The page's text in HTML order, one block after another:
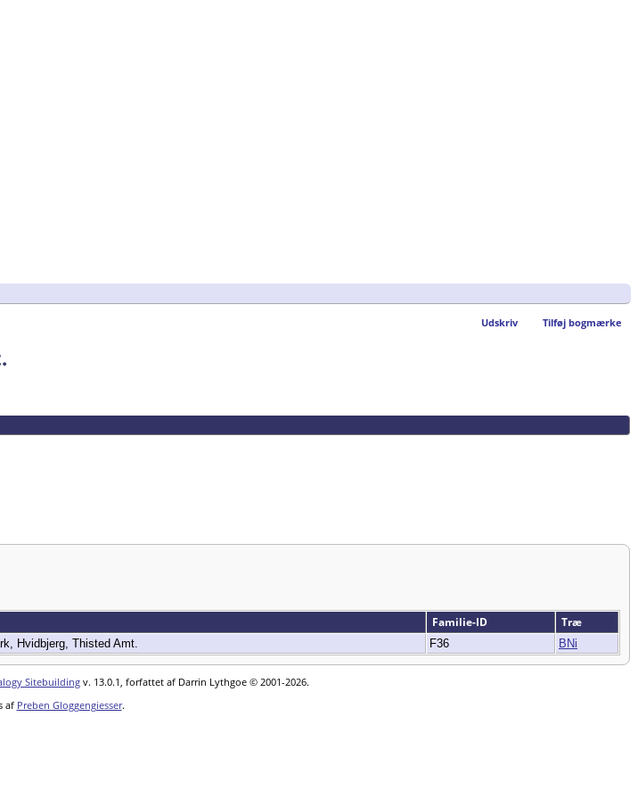
Udskriv Tilføj bogmærke
Familie-ID Træ
Hvidbjerg, Thisted Amt. F36 BNi
Sitebuilding v. 13.0.1, forfattet af Darrin Lythgoe © 2001-2026.
af Preben Gloggengiesser.